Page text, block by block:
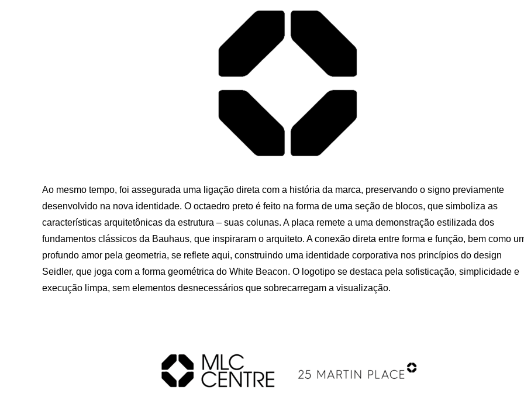
Ao mesmo tempo, foi assegurada uma ligação direta com a história da marca, preservando o signo previamente
desenvolvido na nova identidade. O octaedro preto é feito na forma de uma seção de blocos, que simboliza as
características arquitetônicas da estrutura – suas colunas. A placa remete a uma demonstração estilizada dos
fundamentos clássicos da Bauhaus, que inspiraram o arquiteto. A conexão direta entre forma e função, bem como
profundo amor pela geometria, se reflete aqui, construindo uma identidade corporativa nos princípios do design
Seidler, que joga com a forma geométrica do White Beacon. O logotipo se destaca pela sofisticação, simplicidade e
execução limpa, sem elementos desnecessários que sobrecarregam a visualização.